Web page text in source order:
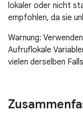
lokaler oder nicht
empfohlen, da sie
Warnung:
Aufruflokale
vielen derselben